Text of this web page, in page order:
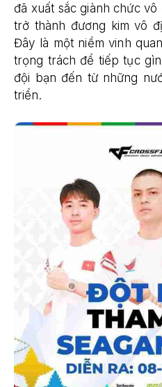
đã xuất sắc giành chức
trở thành đương kim vô
Đây là một niềm vinh
trọng trách để tiếp tục
đội bạn đến từ những
triển.